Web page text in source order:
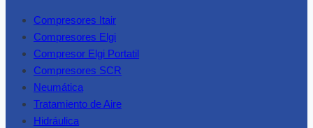
Compresores Itair
Compresores Elgi
Compresor Elgi Portatil
Compresores SCR
Neumática
Tratamiento de Aire
Hidráulica